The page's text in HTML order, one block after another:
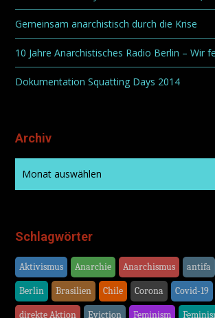
Gemeinsam anarchistisch durch die Krise
10 Jahre Anarchistisches Radio Berlin – Wir
Dokumentation Squatting Days 2014
Archiv
Schlagwörter
Aktivismus Anarchie Anarchismus antifa
Berlin Brasilien Chile Corona Covid-19
direkte Aktion Eviction Feminism